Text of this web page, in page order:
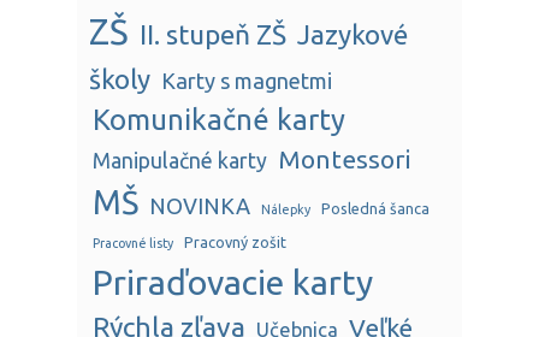
ZŠ II. stupeň ZŠ Jazykové
školy Karty s magnetmi
Komunikačné karty
Manipulačné karty Montessori
MŠ NOVINKA Nálepky Posledná šanca
Pracovné listy Pracovný zošit
Priraďovacie karty
Rýchla zľava Učebnica Veľké